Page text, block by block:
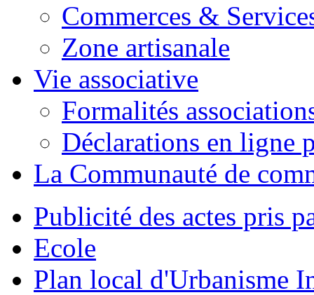
Commerces &
Zone artisanale
Vie associative
Formalités
Déclarations en ligne
La Communauté de
Publicité des actes pris
Ecole
Plan local d'Urbanisme